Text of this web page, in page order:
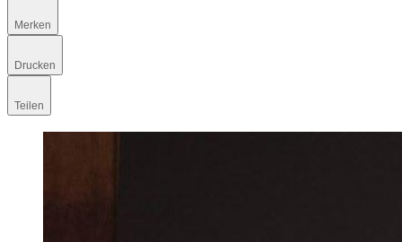
Merken
Drucken
Teilen